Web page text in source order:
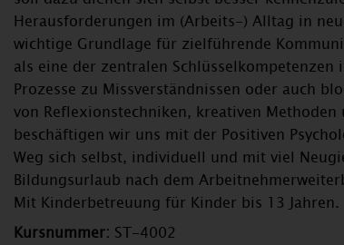
Herausforderungen im (Arbeits-) Alltag in
wichtige Grundlage für zielführende
als eine der zentralen
Prozesse zu Missverständnissen oder auch
von Reflexionstechniken, kreativen
beschäftigen wir uns mit der Positiven
Weg sich selbst, individuell und mit viel
Bildungsurlaub nach dem
Mit Kinderbetreuung für Kinder bis 13 Jahren.
Kursnummer: ST-4002